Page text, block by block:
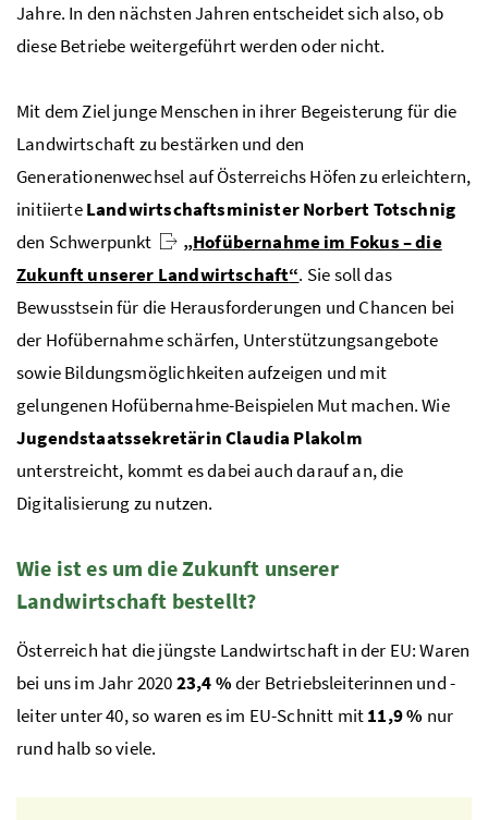
Jahre. In den nächsten Jahren entscheidet sich also, ob
diese Betriebe weitergeführt werden oder nicht.
Mit dem Ziel junge Menschen in ihrer Begeisterung für die
Landwirtschaft zu bestärken und den
Generationenwechsel auf Österreichs Höfen zu erleichtern,
initiierteLandwirtschaftsminister Norbert Totschnig
den Schwerpunkt
„Hofübernahme im Fokus – die
Zukunft unserer Landwirtschaft“. Sie soll das
Bewusstsein für die Herausforderungen und Chancen bei
der Hofübernahme schärfen, Unterstützungsangebote
sowie Bildungsmöglichkeiten aufzeigen und mit
gelungenen Hofübernahme-Beispielen Mut machen. Wie
Jugendstaatssekretärin Claudia Plakolm
unterstreicht, kommt es dabei auch darauf an, die
Digitalisierung zu nutzen.
Wie ist es um die Zukunft unserer
Landwirtschaft bestellt?
Österreich hat die jüngste Landwirtschaft in der EU: Waren
bei uns im Jahr 202023,4 %der Betriebsleiterinnen und -
leiter unter 40, so waren es im EU-Schnitt mit11,9 % nur
rund halb so viele.